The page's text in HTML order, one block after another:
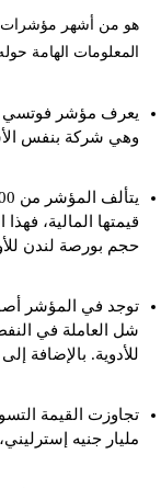
هو من أشهر مؤشرات
المعلومات الهامة
يعرف مؤشر فوتسي
وهي شركة بنفس
حجم بورصة لندن
توجد في المؤشر
شل العاملة في
للأدوية. بالإضافة
مليار جنيه إسترليني، متمثلة